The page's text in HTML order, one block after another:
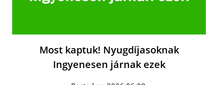
Most kaptuk! Nyugdíjasoknak
Ingyenesen járnak ezek